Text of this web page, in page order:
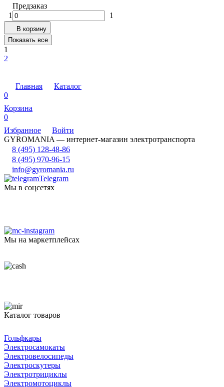
Предзаказ
1
1
В корзину
Показать все
1
2
Главная
Каталог
0
Корзина
0
Избранное
Войти
GYROMANIA — интернет-магазин электротранспорта
8 (495) 128-48-86
8 (495) 970-96-15
info@gyromania.ru
Telegram
Мы в соцсетях
Мы на маркетплейсах
Каталог товаров
Гольфкары
Электросамокаты
Электровелосипеды
Электроскутеры
Электротрициклы
Электромотоциклы